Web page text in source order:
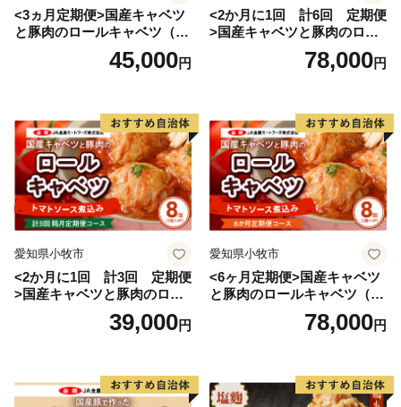
<3ヵ月定期便>国産キャベツ
と豚肉のロールキャベツ（6P
45,000円
<2か月に1回 計6回 定期便
>国産キャベツと豚肉のロー
ルキャベツ（4P入り）
78,000円
愛知県小牧市
<2か月に1回 計3回 定期便
>国産キャベツと豚肉のロー
ルキャベツ（4P入り）
39,000円
愛知県小牧市
<6ヶ月定期便>国産キャベツ
と豚肉のロールキャベツ（4P
78,000円